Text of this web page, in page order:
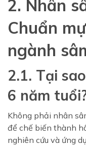
2. Nhân
Chuẩn
ngành
2.1. Tại
6 năm
Không phải nhân
để chế biến thành
nghiên cứu và ứng